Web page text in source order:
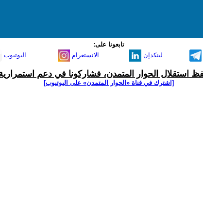
تابعونا على:
اليوتيوب
الانستغرام لينكدإن
استقلال الحوار المتمدن، فشاركونا في دعم
[اشترك في قناة ‫«الحوار المتمدن» على اليوتيوب]